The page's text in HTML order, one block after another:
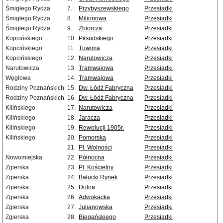
Śmigłego Rydza
7. Przybyszewskiego
Przesiadki
Śmigłego Rydza
8. Milionowa
Przesiadki
Śmigłego Rydza
9. Zbiorcza
Przesiadki
Kopcińskiego
10. Piłsudskiego
Przesiadki
Kopcińskiego
11. Tuwima
Przesiadki
Kopcińskiego
12. Narutowicza
Przesiadki
Narutowicza
13. Tramwajowa
Przesiadki
Węglowa
14. Tramwajowa
Przesiadki
Rodziny Poznańskich 15. Dw. Łódź Fabryczna
Przesiadki
Rodziny Poznańskich 16. Dw. Łódź Fabryczna
Przesiadki
Kilińskiego
17. Narutowicza
Przesiadki
Kilińskiego
18. Jaracza
Przesiadki
Kilińskiego
19. Rewolucji 1905r.
Przesiadki
Kilińskiego
20. Pomorska
Przesiadki
21. Pl. Wolności
Przesiadki
Nowomiejska
22. Północna
Przesiadki
Zgierska
23. Pl. Kościelny
Przesiadki
Zgierska
24. Bałucki Rynek
Przesiadki
Zgierska
25. Dolna
Przesiadki
Zgierska
26. Adwokacka
Przesiadki
Zgierska
27. Julianowska
Przesiadki
Zgierska
28. Biegańskiego
Przesiadki